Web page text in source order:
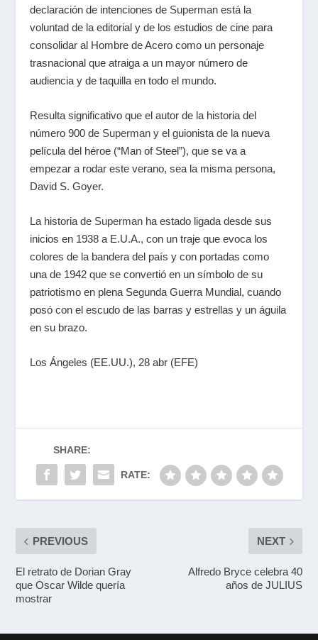
declaración de intenciones de Superman está la
voluntad de la editorial y de los estudios de cine para
consolidar al Hombre de Acero como un personaje
trasnacional que atraiga a un mayor número de
audiencia y de taquilla en todo el mundo.
Resulta significativo que el autor de la historia del
número 900 de Superman y el guionista de la nueva
película del héroe (“Man of Steel”), que se va a
empezar a rodar este verano, sea la misma persona,
David S. Goyer.
La historia de Superman ha estado ligada desde sus
inicios en 1938 a E.U.A., con un traje que evoca los
colores de la bandera del país y con portadas como
una de 1942 que se convertió en un símbolo de su
patriotismo en plena Segunda Guerra Mundial, cuando
posó con el escudo de las barras y estrellas y un águila
en su brazo.
Los Ángeles (EE.UU.), 28 abr (EFE)
SHARE:
RATE:
PREVIOUS
El retrato de Dorian Gray
que Oscar Wilde quería
mostrar
NEXT
Alfredo Bryce celebra 40
años de JULIUS